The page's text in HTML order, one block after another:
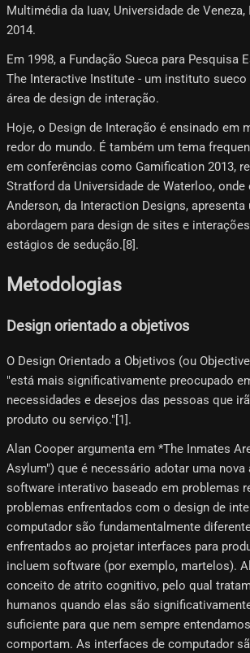
Multimédia da Iuav, Universidade de
2014.
Em 1998, a Fundação Sueca para Pesquisa
The Interactive Institute - um instituto sueco
área de design de interação.
Hoje, o Design de Interação é ensinado em
redor do mundo. É também um tema
em conferências como Gamification 2013,
Stratford da Universidade de Waterloo, onde
Anderson, da Interaction Designs, apresenta
abordagem para design de sites e
estágios de sedução.[8]​.
Metodologias
Design orientado a objetivos
O Design Orientado a Objetivos (ou
"está mais significativamente preocupado
necessidades e desejos das pessoas que
produto ou serviço."[1]​.
Alan Cooper argumenta em *The Inmates
Asylum") que é necessário adotar uma nova
software interativo baseado em problemas
problemas enfrentados com o design de
computador são fundamentalmente
enfrentados ao projetar interfaces para
incluem software (por exemplo, martelos).
conceito de atrito cognitivo, pelo qual
humanos quando elas são
suficiente para que nem sempre
comportam. As interfaces de computador